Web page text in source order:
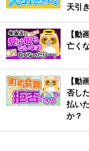
天引
【動
亡く
【動
否し
払い
か？